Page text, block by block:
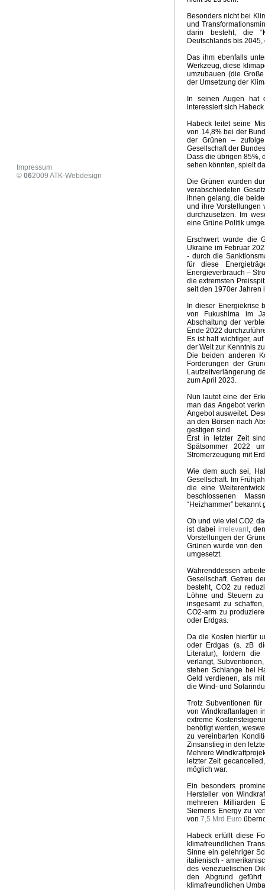
Zusammenbruch der Ampelkoalition
US Wahlen 2024
Aus vom Verbrenneraus
Wie realistisch ist Net - Zero
Milder Winter 2024 - Ausblick März
Habecks
Klimaschutz Projekt der Eliten
Der Anti Arbeiter- und
Zirkulationeanomalien und Klimaschwankungen in
Stromrationierung für Wärmepumpen und Elektroautos
Heizhammer - CO2 und Kosteneinsparung
Risse im
Irrationale Klima- und Energiepolitik
Hitzepanik in den
Sommer 2023 Zwischenbilanz
Verlogener
Habecks Sieg - Niederlage
Grüner Angriff auf die Mitte der
Klimapropaganda und
Weiße Weihnachten
Kohle -
Klimapropaganda pur
US Supreme Court Klima
Wirkungsloses EU Ölembargo gegen Russland
Koalitionsvertrag Klima und Energie
Net Zero 2050 - Weltwirtschaftskrise
Emissionshandel
Emissionsszenarien neuer IPCC Bericht
Qual der
Hochwasserkatastrophe in Südwestdeutschland
Mit Turbo in die Klimadiktatur
Zukunft der
Märchenstunde Klimaneutralität 2050
Lösung
Mehr Extremwetterlagen durch Treibhausgase
Aktuelle
Update
Gefährlichster Mann
Die
Kein El Nino 2020
Die Klima - Illusion
Zynismus der Klimapolitik
Klimawahn im Hyperdrive
Schlechte Nachrichten für Greta
Brave new green world
Nur 10 Jahre Zeit
Kohleausstieg und Ökodiktatur
Klimakrise - Krise
Unaufhaltsamer Siegeszug der Kohle
Retter vor der
Land der Grünen Illusionen
Die
Emissionshandel und Energiewende
Kapitalismus
Meinungsmache und Klimarevisionismus
Fake Science
Die Ökodiktatur
Liebesgrüsse aus
Fake News Hurricane
Wärmere
Klimaprogramm der Grünen
CDU
Grüne Weihnachten - Weiße Ostern
Aktuelle
Horror für Erneuerbare
Phänomen Trump
Dekarbonisierung Null Komma Vier
Das Stockholm
Abschaltung Kohlekraftwerke
Gekippte Energiewende
Aprilwetter
The Rule of
Klimarückblick 2015
Klimawahn in
Bizarrer Vergleich mit Hitler
Siebenschläfer
Gute Anlageberatung
Klimaversprechen von Elmau
Super Duper El Nino
Sonderabgabe Kohlenkraftwerke
Klima McCarthyismus
Die Wahrheitspresse
Nasser Juli 2014
Glaube
Zum Feind übergelaufen
Ewige
Schadstoff CO2
Klimatrends 2013/2014
Klimakonferenz Warschau
Übliches Ritual
Merkels
Hochwasserkatastrophe
Endloswinter
Frühling
Billion Euro
Ende EU-ETS
Neuer Klima-Alarm
Industriekonspiration Klimakrieger
Wintervorhersage
Ergebnis
Klimabedrohung CO2
Weltwirtschaft
Klimarepublik Deutschland 2020
Anti Atomrepublik
Überschwemmungen in Australien
2010 Wärmstes
Impressum
© 062009 ATK-Webdesign
Besonders nicht bei
und
darin besteht, die
Deutschlands bis 2045,
Das ihm ebenfalls
Werkzeug, diese
umzubauen (die
der Umsetzung der
In seinen Augen hat
interessiert sich
Habeck leitet seine
von 14,8% bei der
der Grünen –
Gesellschaft der
Dass die übrigen 85%,
sehen könnten, spielt
Die Grünen wurden
verabschiedeten
ihnen gelang, die
und ihre Vorstellungen
durchzusetzen. Im
eine Grüne Politik
Erschwert wurde die
Ukraine im Februar
- durch die
für diese
Energieverbrauch –
die extremsten
seit den 1970er Jahren
In dieser Energiekrise
von Fukushima im
Abschaltung der
Ende 2022
Es ist halt wichtiger,
der Welt zur Kenntnis
Die beiden anderen
Forderungen der
Laufzeitverlängerung
zum April 2023.
Nun lautet eine der
man das Angebot
Angebot ausweitet.
an den Börsen nach
gestigen sind.
Erst in letzter Zeit
Spätsommer 2022
Stromerzeugung mit
Wie dem auch sei,
Gesellschaft. Im
die eine
beschlossenen
“Heizhammer” bekannt
Ob und wie viel CO2
ist dabeiirrelevant ,
Vorstellungen der
Grünen wurde von den
umgesetzt.
Währenddessen
Gesellschaft. Getreu
besteht, CO2 zu
Löhne und Steuern
insgesamt zu
CO2-arm zu
oder Erdgas.
Da die Kosten hierfür
oder Erdgas (s. zB
Literatur), fordern
verlangt,
stehen Schlange bei
Geld verdienen, als
die Wind- und
Trotz Subventionen
von Windkraftanlagen
extreme
benötigt werden,
zu vereinbarten
Zinsanstieg in den
Mehrere
letzter Zeit
möglich war.
Ein besonders
Hersteller von
mehreren Milliarden
Siemens Energy zu
von 7,5 Mrd Euro
Habeck erfüllt diese
klimafreundlichen
Sinne ein gelehriger
italienisch -
des venezuelischen
den Abgrund
klimafreundlichen